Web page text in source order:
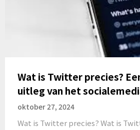
Wat is Twitter precies?
uitleg van het
oktober 27, 2024
Wat is Twitter precies? Wat is